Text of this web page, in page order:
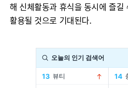
해 신체활동과 휴식을 동시에 즐길
활용될 것으로 기대된다.